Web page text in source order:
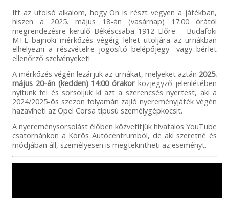
Itt az utolsó alkalom, hogy Ön is részt vegyen a játékban,
hiszen a 2025. május 18-án (vasárnap) 17:00 órától
megrendezésre kerülő Békéscsaba 1912 Előre – Budafoki
MTE bajnoki mérkőzés végéig lehet utoljára az urnákban
elhelyezni a részvételre jogosító belépőjegy- vagy bérlet
ellenőrző szelvényeket!
A mérkőzés végén lezárjuk az urnákat, melyeket aztán 2025.
május 20-án (kedden) 14:00 órakor közjegyző jelenlétében
nyitunk fel és sorsoljuk ki azt a szerencsés nyertest, aki a
2024/2025-ös szezon folyamán zajló nyereményjáték végén
hazaviheti az Opel Corsa típusú személygépkocsit.
A nyereménysorsolást élőben közvetítjük hivatalos YouTube
csatornánkon a Körös Autócentrumból, de aki szeretné és
módjában áll, személyesen is megtekintheti az eseményt.